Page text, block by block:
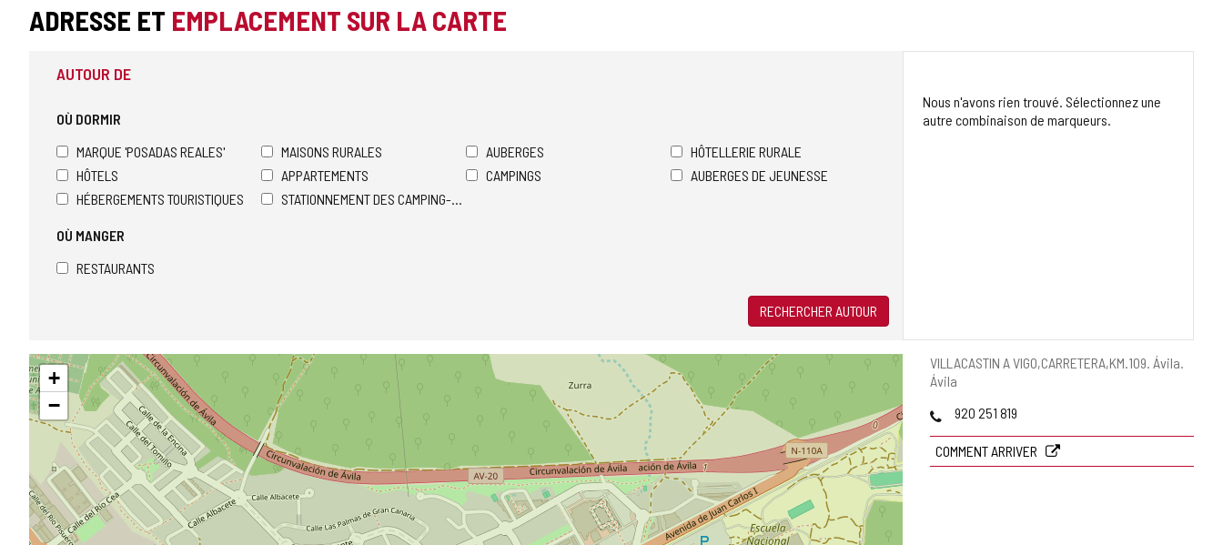
ADRESSE ET EMPLACEMENT SUR LA CARTE
Adresse
postale
VILLACASTIN A VIGO,CARRETERA,KM.109. Ávila.
Ávila
Téléphones
920 251 819
COMMENT ARRIVER
AUTOUR DE
OÙ DORMIR
MARQUE 'POSADAS REALES'
MAISONS RURALES AUBERGES
HÔTELLERIE RURALE
HÔTELS
APPARTEMENTS CAMPINGS
AUBERGES DE JEUNESSE
HÉBERGEMENTS TOURISTIQUES
STATIONNEMENT DES CAMPING-CARS
OÙ MANGER
RESTAURANTS
RECHERCHER AUTOUR
Nous n'avons rien trouvé. Sélectionnez une
autre combinaison de marqueurs.
Sauter
la
carte
+
−